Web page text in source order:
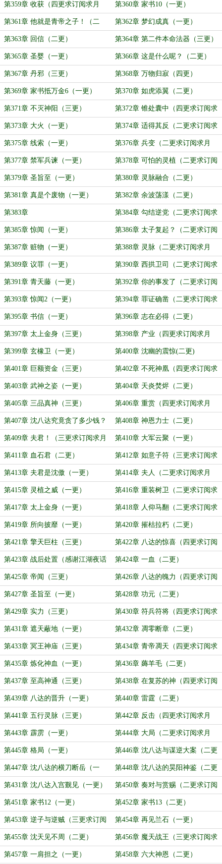
第359章 收获（四更求订阅求月
票）
第360章 家书10（一更）
第361章 他就是青帝之子！（二
更）
第362章 梦幻成真（一更）
第363章 回信（二更） 第364章 第二件本命法器（三更）
第365章 圣婴（一更） 第366章 这是什么呢？（二更）
第367章 丹邪（三更） 第368章 万物归寂（四更）
第369章 家书抵万金6（一更） 第370章 如虎添翼（二更）
第371章 不灭神阳（三更） 第372章 锥处囊中（四更求订阅求
月票）
第373章 大火（一更） 第374章 适得其反（二更求订阅求
月票）
第375章 线索（一更） 第376章 兵变（二更求订阅求月
票）
第377章 禁军兵谏（一更） 第378章 可怕的灵植（二更求订阅
求月票）
第379章 圣旨至（一更） 第380章 灵脉融合（二更）
第381章 真是个废物（一更） 第382章 余波荡漾（二更）
第383章 第384章 勾结逆党（二更求订阅求
月票）
第385章 惊闻（一更） 第386章 太子复起？（二更求订阅
求月票）
第387章 赃物（一更） 第388章 灵脉（二更求订阅求月
票）
第389章 议罪（一更） 第390章 西拱卫司（二更求订阅求
月票）
第391章 青天藤（一更） 第392章 你的事发了（二更求订阅
求月票）
第393章 惊闻2（一更） 第394章 罪证确凿（二更求订阅求
月票）
第395章 书信（一更） 第396章 志在必得（二更）
第397章 太上金身（三更） 第398章 产业（四更求订阅求月
票）
第399章 玄橡卫（一更） 第400章 沈幽的震惊(二更)
第401章 巨额资金（三更） 第402章 不死神凰（四更求订阅求
月票）
第403章 武神之姿（一更） 第404章 天炎焚烬（二更）
第405章 三品真神（三更） 第406章 重赏（四更求订阅求月
票）
第407章 沈八达究竟贪了多少钱？
（一更）
第408章 神恩力士（二更）
第409章 夫君！（三更求订阅求月
票）
第410章 大军云聚（一更）
第411章 血石君（二更） 第412章 如意子符（三更求订阅求
月票）
第413章 夫君是沈傲（一更） 第414章 夫人（二更求订阅求月
票）
第415章 灵植之威（一更） 第416章 重装树卫（二更求订阅求
月票）
第417章 太上金身（一更） 第418章 人仰马翻（二更求订阅求
月票）
第419章 所向披靡（一更） 第420章 摧枯拉朽（二更）
第421章 擎天巨柱（三更） 第422章 八达的惊喜（四更求订阅
求月票）
第423章 战后处置（感谢江湖夜话
01兄弟打赏的盟主）
第424章 一血（二更）
第425章 帝闻（三更） 第426章 八达的魄力（四更求订阅
求月票！）
第427章 圣旨至（一更） 第428章 功元（二更）
第429章 实力（三更） 第430章 符兵符将（四更求订阅求
月票）
第431章 遮天蔽地（一更） 第432章 凋零断章（二更）
第433章 冥王神庙（三更） 第434章 青帝凋天（四更求订阅求
月票）
第435章 炼化神血（一更） 第436章 薅羊毛（二更）
第437章 至高神通（三更） 第438章 在复苏的神（四更求订阅
求月票）
第439章 八达的晋升（一更） 第440章 雷霆（二更）
第441章 五行灵脉（三更） 第442章 反击（四更求订阅求月
票）
第443章 霹雳（一更） 第444章 大局（二更求订阅求月
票）
第445章 格局（一更） 第446章 沈八达与谋逆大案（二更
求订阅求月票）
第447章 沈八达的横刀断岳（一
更）
第448章 沈八达的昊阳神鉴（二更
求订阅求月票）
第431章 沈八达入宫觐见（一更） 第450章 奏对与赏赐（二更求订阅
求月票）
第451章 家书12（一更） 第452章 家书13（二更）
第453章 逆子与逆贼（三更求订阅
求月票）
第454章 再见兰石（一更）
第455章 沈天见不周（二更） 第456章 魔天战王（三更求订阅求
月票）
第457章 一肩担之（一更） 第458章 六大神恩（二更）